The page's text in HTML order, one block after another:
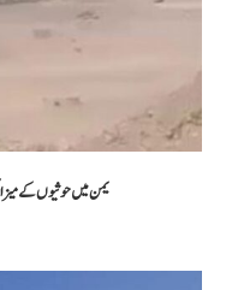
یمن میں حوثیوں کے